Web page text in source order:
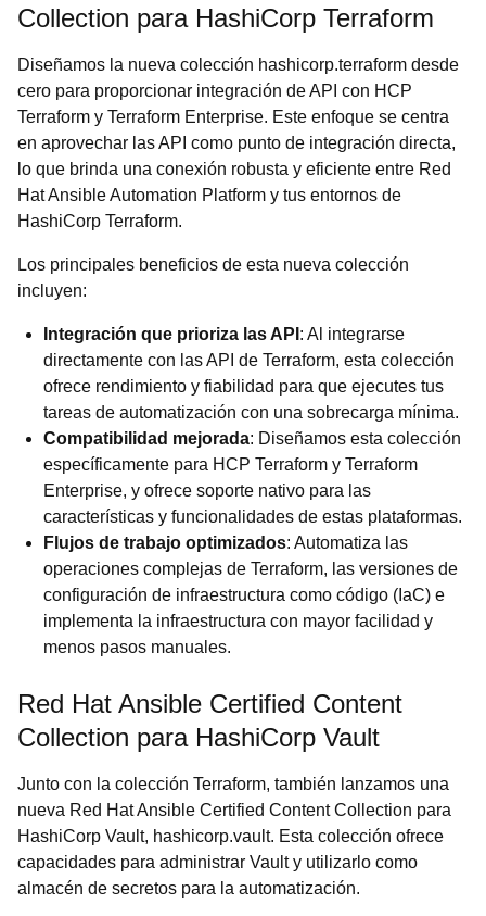
Collection para HashiCorp Terraform
Diseñamos la nueva colección hashicorp.terraform desde
cero para proporcionar integración de API con HCP
Terraform y Terraform Enterprise. Este enfoque se centra
en aprovechar las API como punto de integración directa,
lo que brinda una conexión robusta y eficiente entre Red
Hat Ansible Automation Platform y tus entornos de
HashiCorp Terraform.
Los principales beneficios de esta nueva colección
incluyen:
Integración que prioriza las API : Al integrarse
directamente con las API de Terraform, esta colección
ofrece rendimiento y fiabilidad para que ejecutes tus
tareas de automatización con una sobrecarga mínima.
Compatibilidad mejorada: Diseñamos esta colección
específicamente para HCP Terraform y Terraform
Enterprise, y ofrece soporte nativo para las
características y funcionalidades de estas plataformas.
Flujos de trabajo optimizados: Automatiza las
operaciones complejas de Terraform, las versiones de
configuración de infraestructura como código (IaC) e
implementa la infraestructura con mayor facilidad y
menos pasos manuales.
Red Hat Ansible Certified Content
Collection para HashiCorp Vault
Junto con la colección Terraform, también lanzamos una
nueva Red Hat Ansible Certified Content Collection para
HashiCorp Vault, hashicorp.vault. Esta colección ofrece
capacidades para administrar Vault y utilizarlo como
almacén de secretos para la automatización.